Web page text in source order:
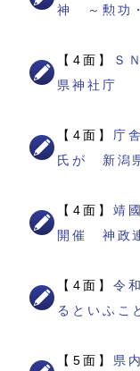
神 ～勲功
【4面】
Ｓ
県神社庁
【4面】 庁
氏が 新潟
【4面】靖
開催 神政
【4面】令
るといふこ
【5面】 県